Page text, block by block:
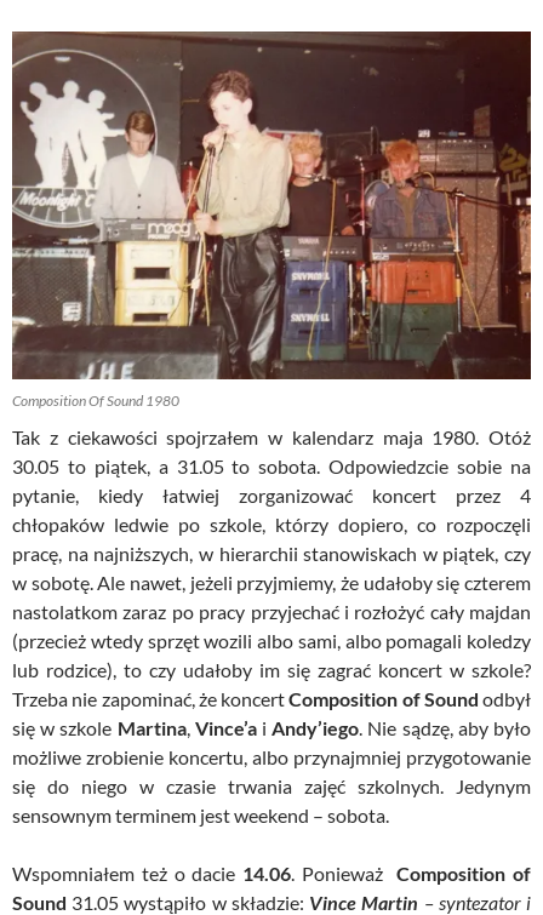
Composition Of Sound 1980
Tak z ciekawości spojrzałem w kalendarz maja 1980. Otóż
30.05 to piątek, a 31.05 to sobota. Odpowiedzcie sobie na
pytanie, kiedy łatwiej zorganizować koncert przez 4
chłopaków ledwie po szkole, którzy dopiero, co rozpoczęli
pracę, na najniższych, w hierarchii stanowiskach w piątek, czy
w sobotę. Ale nawet, jeżeli przyjmiemy, że udałoby się czterem
nastolatkom zaraz po pracy przyjechać i rozłożyć cały majdan
(przecież wtedy sprzęt wozili albo sami, albo pomagali koledzy
lub rodzice), to czy udałoby im się zagrać koncert w szkole?
Trzeba nie zapominać, że koncertComposition of Sound odbył
się w szkole Martina, Vince’ai Andy’iego . Nie sądzę, aby było
możliwe zrobienie koncertu, albo przynajmniej przygotowanie
się do niego w czasie trwania zajęć szkolnych. Jedynym
sensownym terminem jest weekend – sobota.
Wspomniałem też o dacie 14.06 . PonieważComposition of
Sound 31.05 wystąpiło w składzie: Vince Martin – syntezator i